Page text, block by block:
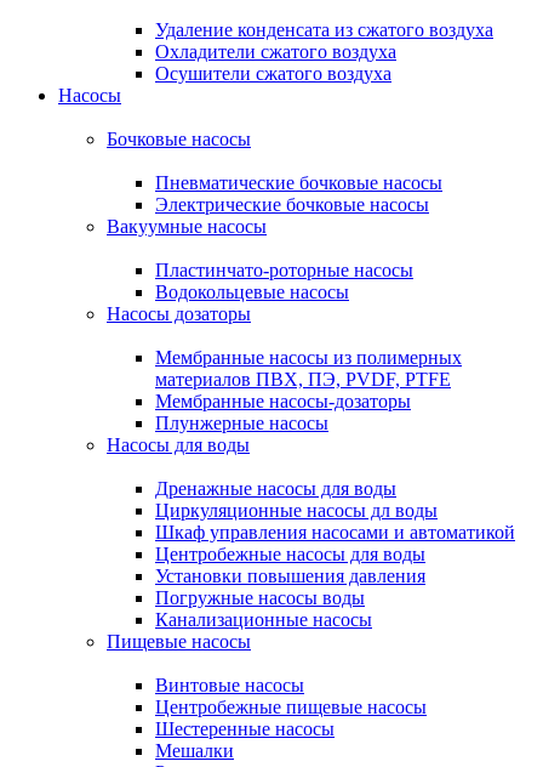
Удаление конденсата из сжатого воздуха
Охладители сжатого воздуха
Осушители сжатого воздуха
Насосы
Бочковые насосы
Пневматические бочковые насосы
Электрические бочковые насосы
Вакуумные насосы
Пластинчато-роторные насосы
Водокольцевые насосы
Насосы дозаторы
Мембранные насосы из полимерных
материалов ПВХ, ПЭ, PVDF, PTFE
Мембранные насосы-дозаторы
Плунжерные насосы
Насосы для воды
Дренажные насосы для воды
Циркуляционные насосы дл воды
Шкаф управления насосами и автоматикой
Центробежные насосы для воды
Установки повышения давления
Погружные насосы воды
Канализационные насосы
Пищевые насосы
Винтовые насосы
Центробежные пищевые насосы
Шестеренные насосы
Мешалки